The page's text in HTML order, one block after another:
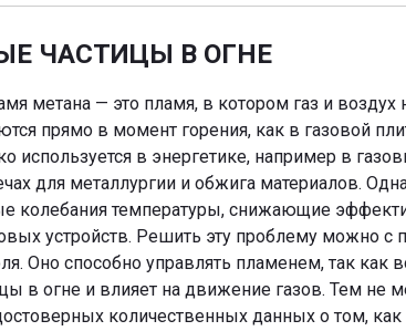
ЧАСТИЦЫ В ОГНЕ
метана — это пламя, в котором газ и
прямо в момент горения, как в газовой
используется в энергетике, например в
для металлургии и обжига материалов.
колебания температуры, снижающие
устройств. Решить эту проблему можно
Оно способно управлять пламенем, так как
в огне и влияет на движение газов. Тем не
количественных данных о том, как